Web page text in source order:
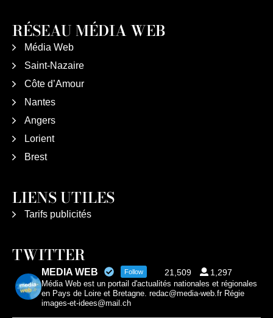
RÉSEAU MÉDIA WEB
Média Web
Saint-Nazaire
Côte d’Amour
Nantes
Angers
Lorient
Brest
LIENS UTILES
Tarifs publicités
TWITTER
MEDIA WEB Follow 21,509 1,297
Média Web est un portail d'actualités nationales et régionales
en Pays de Loire et Bretagne. redac@media-web.fr Régie
images-et-idees@mail.ch